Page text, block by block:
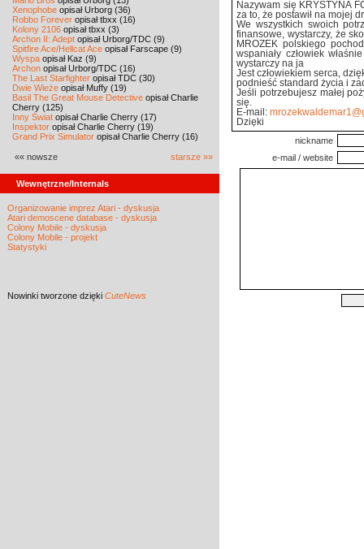
Xenophobe opisał Urborg (36)
Robbo Forever opisał tbxx (16)
Kolony 2106 opisał tbxx (3)
Archon II: Adept opisał Urborg/TDC (9)
Spitfire Ace/Hellcat Ace opisał Farscape (9)
Wyspa opisał Kaz (9)
Archon opisał Urborg/TDC (16)
The Last Starfighter opisał TDC (30)
Dwie Wieże opisał Muffy (19)
Basil The Great Mouse Detective opisał Charlie
Cherry (125)
Inny Świat opisał Charlie Cherry (17)
Inspektor opisał Charlie Cherry (19)
Grand Prix Simulator opisał Charlie Cherry (16)
«« nowsze starsze »»
Wewnętrzne/Internals
Organizowanie imprez Atari - dyskusja
Atari demoscene database - dyskusja
Colony Mobile - dyskusja
Colony Mobile - projekt
Statystyki
Nowinki tworzone dzięki CuteNews
Nazywam się KRYSTYNA
za to, że postawił na mojej
We wszystkich swoich
finansowe, wystarczy, że
MROZEK polskiego
wspaniały człowiek
wystarczy na ja
Jest człowiekiem serca,
podnieść standard życia i
Jeśli potrzebujesz małej
się.
E-mail:
Dzięki
nickname
e-mail / website